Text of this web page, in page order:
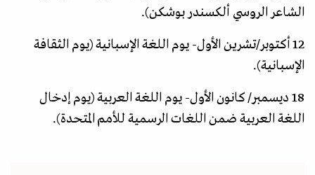
الشاعر الروسي ألكسندر بوشكن).
12 أكتوبر/تشرين الأول- يوم اللغة الإسبانية (يوم الثقافة
الإسبانية).
18 ديسمبر/ كانون الأول- يوم اللغة العربية (يوم إدخال
اللغة العربية ضمن اللغات الرسمية للأمم المتحدة).